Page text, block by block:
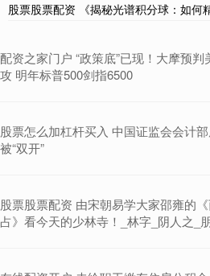
股票股票配资 《揭秘光谱积分球：如何
配资之家门户 “政策底”已现！大摩预判
攻 明年标普500剑指6500
股票怎么加杠杆买入 中国证监会会计
被“双开”
股票股票配资 由宋朝易学大家邵雍的
占》看今天的少林寺！_林字_阴人之_